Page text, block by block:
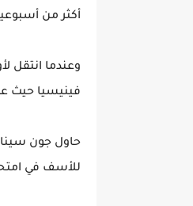
أكثر من
فينيسيا حيث عمل
حاول جون
للأسف في